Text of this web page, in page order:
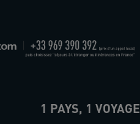
1 PAYS, 1 VOYAGE